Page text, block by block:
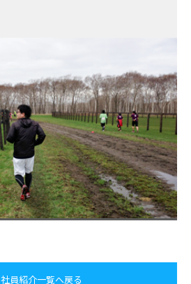
社員紹介一覧へ戻る